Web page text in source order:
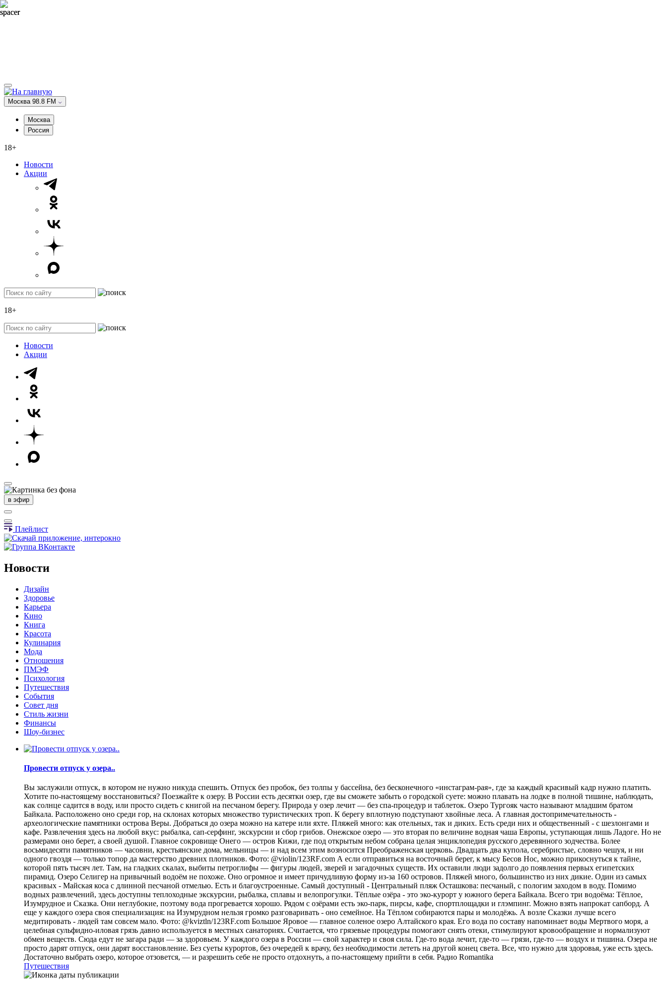
Москва 98.8 FM
Москва
Россия
18+
Новости
Акции
18+
Новости
Акции
в эфир
Плейлист
Новости
Дизайн
Здоровье
Карьера
Кино
Книга
Красота
Кулинария
Мода
Отношения
ПМЭФ
Психология
Путешествия
События
Совет дня
Стиль жизни
Финансы
Шоу-бизнес
Провести отпуск у озера..
Вы заслужили отпуск, в котором не нужно никуда спешить. Отпуск без пробок, без толпы у бассейна, без бесконечного «инстаграм-рая», где за каждый красивый кадр нужно платить.
Хотите по-настоящему восстановиться? Поезжайте к озеру. В России есть десятки озер, где вы сможете забыть о городской суете: можно плавать на лодке в полной тишине, наблюдать,
как солнце садится в воду, или просто сидеть с книгой на песчаном берегу. Природа у озер лечит — без спа-процедур и таблеток. Озеро Тургояк часто называют младшим братом
Байкала. Расположено оно среди гор, на склонах которых множество туристических троп. К берегу вплотную подступают хвойные леса. А главная достопримечательность -
археологические памятники острова Веры. Добраться до озера можно на катере или яхте. Пляжей много: как отельных, так и диких. Есть среди них и общественный - с шезлонгами и
кафе. Развлечения здесь на любой вкус: рыбалка, сап-серфинг, экскурсии и сбор грибов. Онежское озеро — это вторая по величине водная чаша Европы, уступающая лишь Ладоге. Но не
размерами оно берет, а своей душой. Главное сокровище Онего — остров Кижи, где под открытым небом собрана целая энциклопедия русского деревянного зодчества. Более
восьмидесяти памятников — часовни, крестьянские дома, мельницы — и над всем этим возносится Преображенская церковь. Двадцать два купола, серебристые, словно чешуя, и ни
одного гвоздя — только топор да мастерство древних плотников. Фото: @violin/123RF.com А если отправиться на восточный берег, к мысу Бесов Нос, можно прикоснуться к тайне,
которой пять тысяч лет. Там, на гладких скалах, выбиты петроглифы — фигуры людей, зверей и загадочных существ. Их оставили люди задолго до появления первых египетских
пирамид. Озеро Селигер на привычный водоём не похоже. Оно огромное и имеет причудливую форму из-за 160 островов. Пляжей много, большинство из них дикие. Один из самых
красивых - Майская коса с длинной песчаной отмелью. Есть и благоустроенные. Самый доступный - Центральный пляж Осташкова: песчаный, с пологим заходом в воду. Помимо
водных развлечений, здесь доступны теплоходные экскурсии, рыбалка, сплавы и велопрогулки. Тёплые озёра - это эко-курорт у южного берега Байкала. Всего три водоёма: Тёплое,
Изумрудное и Сказка. Они неглубокие, поэтому вода прогревается хорошо. Рядом с озёрами есть эко-парк, пирсы, кафе, спортплощадки и глэмпинг. Можно взять напрокат сапборд. А
еще у каждого озера своя специализация: на Изумрудном нельзя громко разговаривать - оно семейное. На Тёплом собираются пары и молодёжь. А возле Сказки лучше всего
медитировать - людей там совсем мало. Фото: @kviztln/123RF.com Большое Яровое — главное соленое озеро Алтайского края. Его вода по составу напоминает воды Мертвого моря, а
целебная сульфидно-иловая грязь давно используется в местных санаториях. Считается, что грязевые процедуры помогают снять отеки, стимулируют кровообращение и нормализуют
обмен веществ. Сюда едут не загара ради — за здоровьем. У каждого озера в России — свой характер и своя сила. Где-то вода лечит, где-то — грязи, где-то — воздух и тишина. Озера не
просто дарят отпуск, они дарят восстановление. Без суеты курортов, без очередей к врачу, без необходимости лететь на другой конец света. Все, что нужно для здоровья, уже есть здесь.
Достаточно выбрать озеро, которое отзовется, — и разрешить себе не просто отдохнуть, а по-настоящему прийти в себя. Радио Romantika
Путешествия